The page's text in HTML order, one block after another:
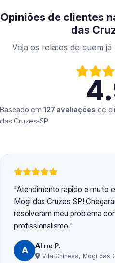
Opiniões de clientes
das
Veja os relatos de quem
Baseado em 127 avaliações de
das Cruzes‑SP
Atendimento rápido e muito
Mogi das Cruzes‑SP!
resolveram meu problema
profissionalismo.
A Aline P.
Vila Chinesa, Mogi das